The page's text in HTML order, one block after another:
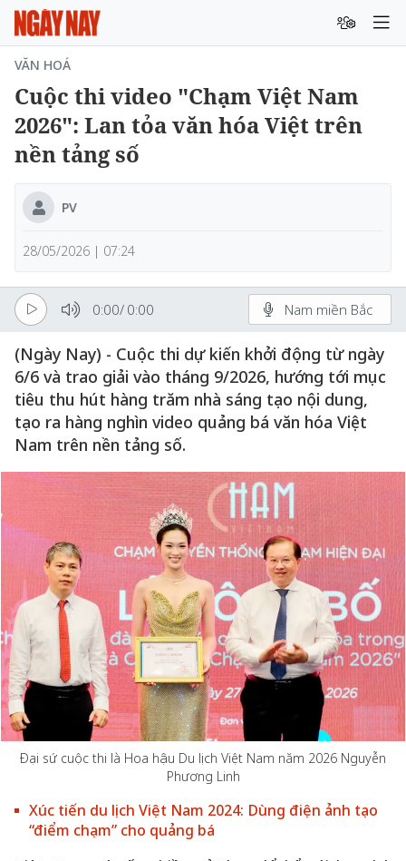
VĂN HOÁ
Cuộc thi video "Chạm Việt Nam
2026": Lan tỏa văn hóa Việt trên
nền tảng số
PV
28/05/2026 | 07:24
0:00/ 0:00 Nam miền Bắc
(Ngày Nay) - Cuộc thi dự kiến khởi động từ ngày
6/6 và trao giải vào tháng 9/2026, hướng tới mục
tiêu thu hút hàng trăm nhà sáng tạo nội dung,
tạo ra hàng nghìn video quảng bá văn hóa Việt
Nam trên nền tảng số.
Đại sứ cuộc thi là Hoa hậu Du lịch Việt Nam năm 2026 Nguyễn
Phương Linh
Xúc tiến du lịch Việt Nam 2024: Dùng điện ảnh tạo
“điểm chạm” cho quảng bá